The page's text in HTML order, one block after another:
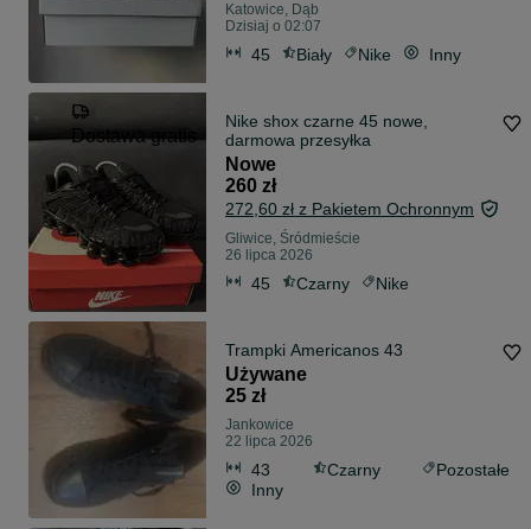
Katowice, Dąb
Dzisiaj o 02:07
45 Biały Nike Inny
Dostawa gratis
Nike shox czarne 45 nowe,
darmowa przesyłka
Nowe
260 zł
272,60 zł z Pakietem Ochronnym
Gliwice, Śródmieście
26 lipca 2026
45 Czarny Nike
Trampki Americanos 43
Używane
25 zł
Jankowice
22 lipca 2026
43 Czarny
Pozostałe
Inny